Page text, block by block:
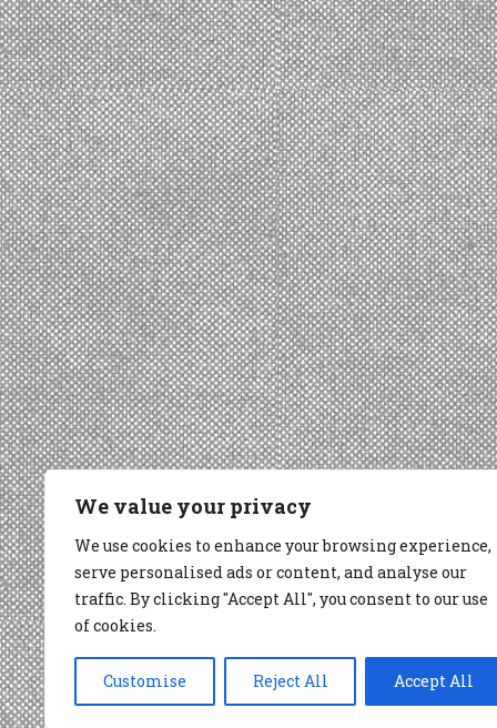
We value your privacy
We use cookies to enhance your browsing experience,
serve personalised ads or content, and analyse our
traffic. By clicking "Accept All", you consent to our use
of cookies.
Customise Reject All Accept All